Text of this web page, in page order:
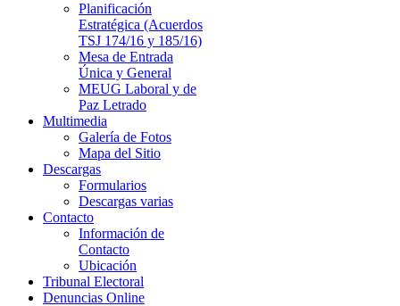
Planificación
Estratégica (Acuerdos
TSJ 174/16 y 185/16)
Mesa de Entrada
Única y General
MEUG Laboral y de
Paz Letrado
Multimedia
Galería de Fotos
Mapa del Sitio
Descargas
Formularios
Descargas varias
Contacto
Información de
Contacto
Ubicación
Tribunal Electoral
Denuncias Online